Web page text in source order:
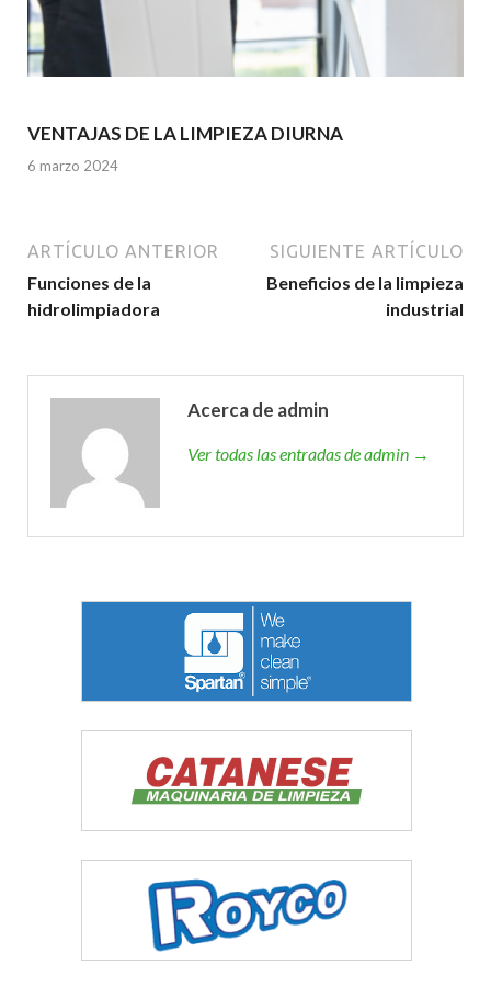
VENTAJAS DE LA LIMPIEZA DIURNA
6 marzo 2024
ARTÍCULO ANTERIOR
Funciones de la
hidrolimpiadora
SIGUIENTE ARTÍCULO
Beneficios de la limpieza
industrial
Acerca de admin
Ver todas las entradas de admin →